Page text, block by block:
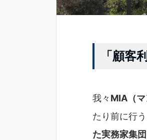
「顧客
我々 MIA（マ
たり前に行う
た実務家集団